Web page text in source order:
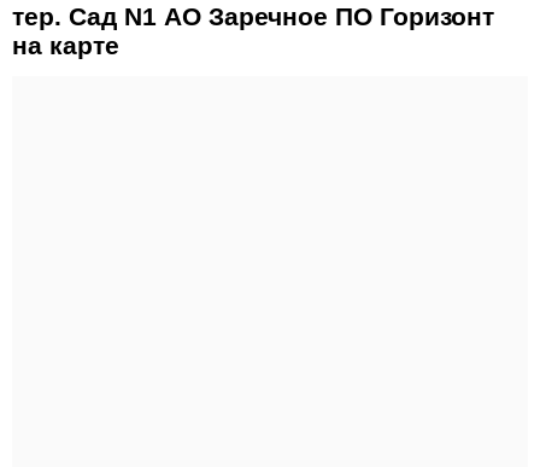
тер. Сад N1 АО Заречное ПО Горизонт
на карте